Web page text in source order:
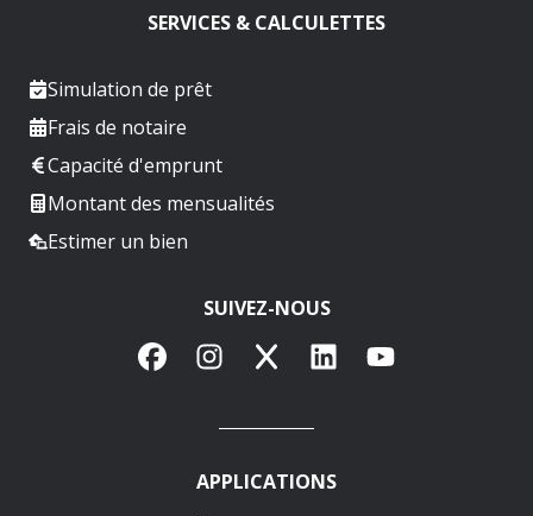
SERVICES & CALCULETTES
Simulation de prêt
Frais de notaire
Capacité d'emprunt
Montant des mensualités
Estimer un bien
SUIVEZ-NOUS
FacebookInstagram
X LinkedInYouTube
APPLICATIONS